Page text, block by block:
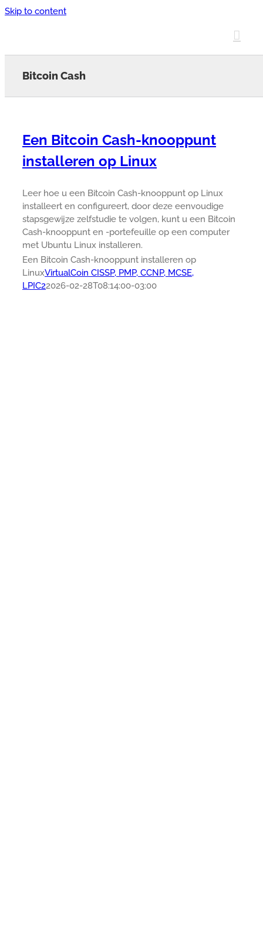
Skip to content
Bitcoin Cash
Een Bitcoin Cash-knooppunt
installeren op Linux
Leer hoe u een Bitcoin Cash-knooppunt op Linux
installeert en configureert, door deze eenvoudige
stapsgewijze zelfstudie te volgen, kunt u een Bitcoin
Cash-knooppunt en -portefeuille op een computer
met Ubuntu Linux installeren.
Een Bitcoin Cash-knooppunt installeren op
LinuxVirtualCoin CISSP, PMP, CCNP, MCSE,
LPIC22026-02-28T08:14:00-03:00